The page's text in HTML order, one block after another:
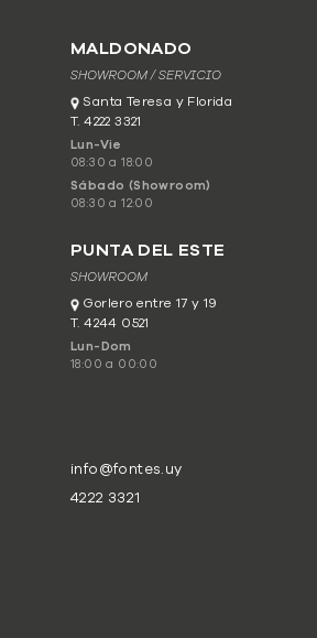
MALDONADO
SHOWROOM / SERVICIO
Santa Teresa y Florida
T. 4222 3321
Lun-Vie
08:30 a 18:00
Sábado (Showroom)
08:30 a 12:00
PUNTA DEL ESTE
SHOWROOM
Gorlero entre 17 y 19
T. 4244 0521
Lun-Dom
18:00 a 00:00
info@fontes.uy
4222 3321